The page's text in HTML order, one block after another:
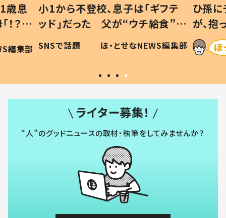
歳息
？」
編集部
小1から不登校、息子は「ギフテ
ッド」だった 父が“ウチ給食”を
作り続ける理由とは #令和の親
#令和の子
SNSで話題 ほ・とせなNEWS編集部
ひ孫
が、
「涙が
い」
ライター募集！
“人”のグッドニュースの取材・執筆をしてみませんか？